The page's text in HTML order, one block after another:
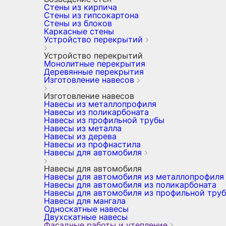
Стены из кирпича
Стены из гипсокартона
Стены из блоков
Каркасные стены
Устройство перекрытий
Устройство перекрытий
Монолитные перекрытия
Деревянные перекрытия
Изготовление навесов
Изготовление навесов
Навесы из металлопрофиля
Навесы из поликарбоната
Навесы из профильной трубы
Навесы из металла
Навесы из дерева
Навесы из профнастила
Навесы для автомобиля
Навесы для автомобиля
Навесы для автомобиля из металлопрофиля
Навесы для автомобиля из поликарбоната
Навесы для автомобиля из профильной
Навесы для мангала
Односкатные навесы
Двухскатные навесы